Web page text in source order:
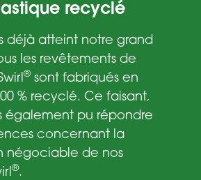
recyclé
déjà atteint notre grand
les revêtements de
® sont fabriqués en
% recyclé. Ce faisant,
également pu répondre
concernant la
négociable de nos
®.